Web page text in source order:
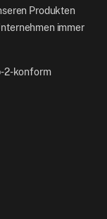
Produkten
immer
2-konform